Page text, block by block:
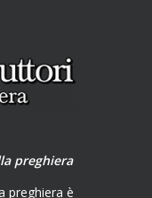
preghiera
preghiera è